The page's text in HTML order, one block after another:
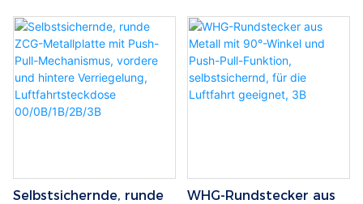
Druck-Zug-
Mechanismus,
Luftfahrtsteckdose
00/0B/1B/2B/3B
Frontverriegelung,
Luftfahrtsteckdose
00/0B/1B/2B/3B
Selbstsichernde, runde
WHG-Rundstecker aus